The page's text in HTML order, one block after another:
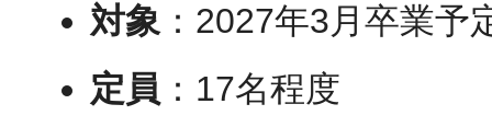
対象：2027年3月卒業予
定員 ：17名程度